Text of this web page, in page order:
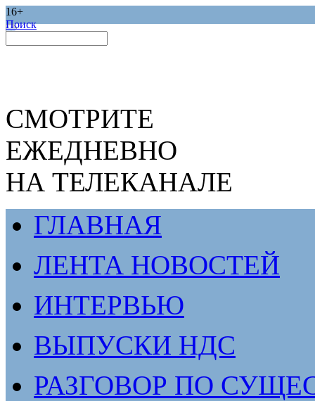
16+
Поиск
СМОТРИТЕ
ЕЖЕДНЕВНО
НА ТЕЛЕКАНАЛЕ
ГЛАВНАЯ
ЛЕНТА НОВОСТЕЙ
ИНТЕРВЬЮ
ВЫПУСКИ НДС
РАЗГОВОР ПО